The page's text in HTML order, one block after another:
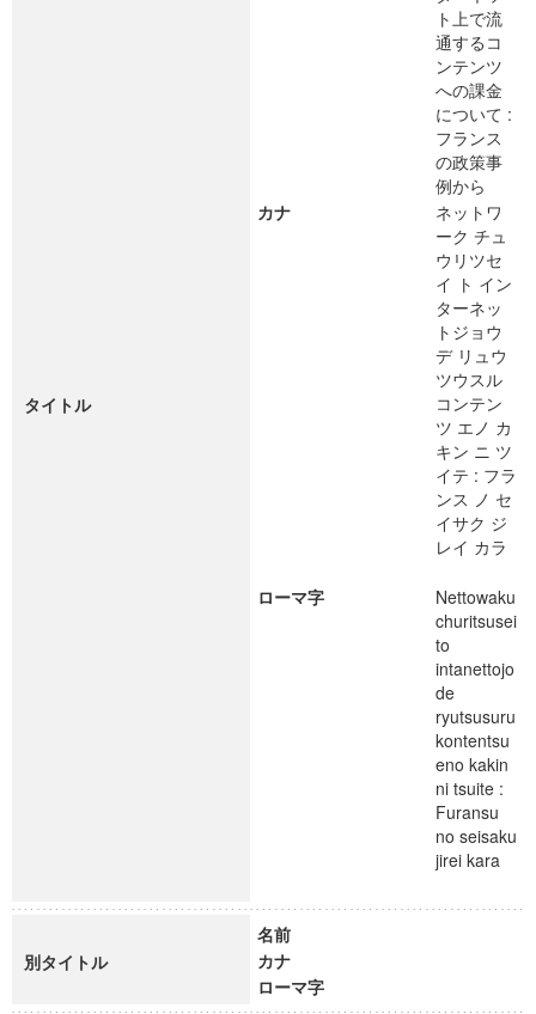
タイトル
ト上で流
通するコ
ンテンツ
への課金
について :
フランス
の政策事
例から
カナ
ネットワ
ーク チュ
ウリツセ
イ ト イン
ターネッ
トジョウ
デ リュウ
ツウスル
コンテン
ツ エノ カ
キン ニ ツ
イテ : フラ
ンス ノ セ
イサク ジ
レイ カラ
ローマ字
Nettowaku
churitsusei
to
intanettojo
de
ryutsusuru
kontentsu
eno kakin
ni tsuite :
Furansu
no seisaku
jirei kara
別タイトル
名前
カナ
ローマ字